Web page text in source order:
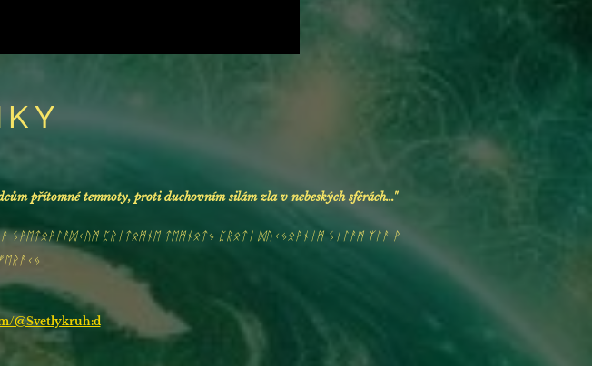
přítomné temnoty, protiduchovním silám zlav nebeských sférách..."
ᛊᚹᛖᛏᛟᚹᛚᚨᛞᚲᚢᛗ ᛈᚱᛁᛏᛟᛗᚾᛖ ᛏᛖᛗᚾᛟᛏᛃ ᛈᚱᛟᛏᛁ ᛞᚢᚲᛃᛟᚹᚾᛁᛗ ᛊᛁᛚᚨᛗ ᛉᛚᚨ ᚹ
@Svetlykruh:d